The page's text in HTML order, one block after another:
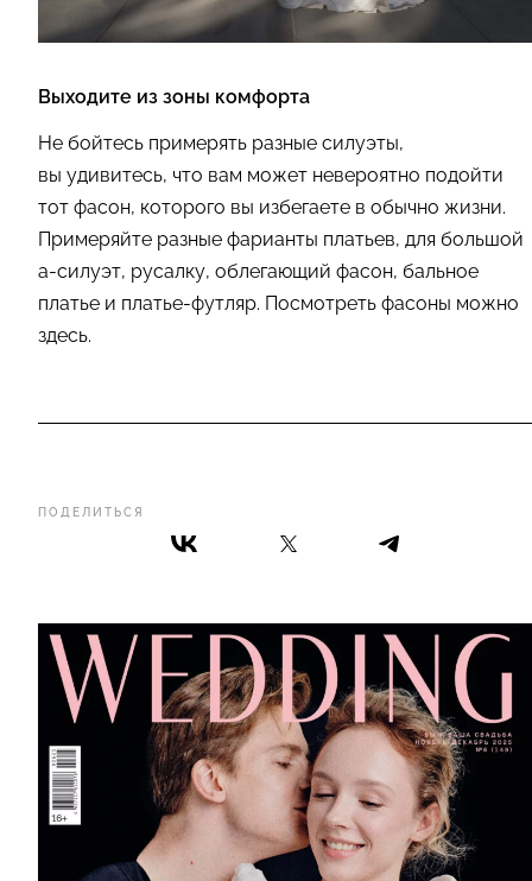
ПОДЕЛИТЬСЯ
Выходите из зоны комфорта
Не бойтесь примерять разные силуэты,
вы удивитесь, что вам может невероятно подойти
тот фасон, которого вы избегаете в обычно жизни.
Примеряйте разные фарианты платьев, для большой
а-силуэт, русалку, облегающий фасон, бальное
платье и платье-футляр. Посмотреть фасоны можно
здесь.